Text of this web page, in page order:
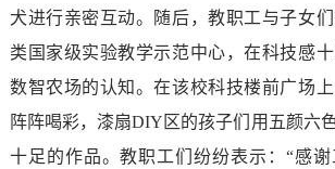
犬进行亲密互动。随后，教职工与子女
类国家级实验教学示范中心，在科技感
数智农场的认知。在该校科技楼前广场
阵阵喝彩，漆扇DIY区的孩子们用五颜六
十足的作品。教职工们纷纷表示：“感